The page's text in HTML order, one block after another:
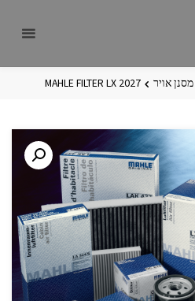
מסנן אויר MAHLE FILTER LX 2027